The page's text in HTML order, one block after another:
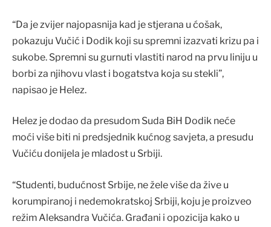
“Da je zvijer najopasnija kad je stjerana u ćošak,
pokazuju Vučić i Dodik koji su spremni izazvati krizu pa i
sukobe. Spremni su gurnuti vlastiti narod na prvu liniju u
borbi za njihovu vlast i bogatstva koja su stekli”,
napisao je Helez.
Helez je dodao da presudom Suda BiH Dodik neće
moći više biti ni predsjednik kućnog savjeta, a presudu
Vučiću donijela je mladost u Srbiji.
“Studenti, budućnost Srbije, ne žele više da žive u
korumpiranoj i nedemokratskoj Srbiji, koju je proizveo
režim Aleksandra Vučića. Građani i opozicija kako u